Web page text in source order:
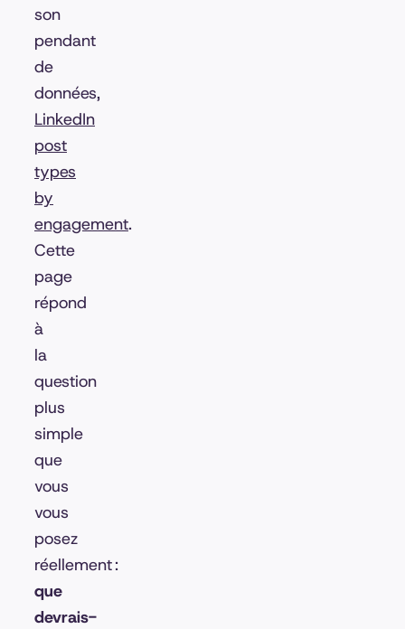
son
pendant
de
données,
LinkedIn
post
types
by
engagement.
Cette
page
répond
à
la
question
plus
simple
que
vous
vous
posez
réellement :
que
devrais-